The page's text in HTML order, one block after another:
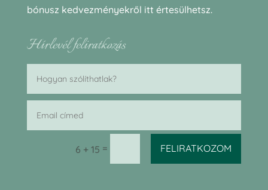
bónusz kedvezményekről itt értesülhetsz.
Hírlevél feliratkozás
6 + 15 = FELIRATKOZOM